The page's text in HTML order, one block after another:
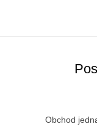
Obchod